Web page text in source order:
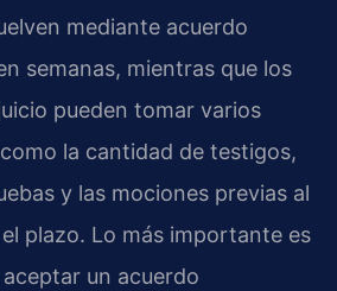
mediante acuerdo
semanas, mientras que los
pueden tomar varios
la cantidad de testigos,
y las mociones previas al
plazo. Lo más importante es
un acuerdo